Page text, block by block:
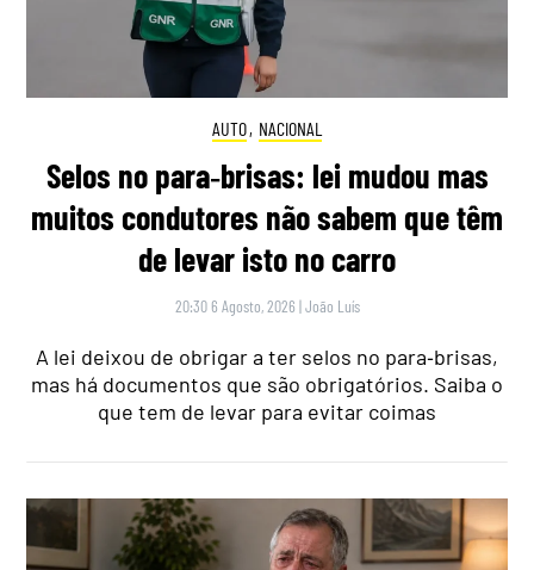
AUTO, NACIONAL
Selos no para‑brisas: lei mudou mas
muitos condutores não sabem que têm
de levar isto no carro
20:30 6 Agosto, 2026 |João Luís
A lei deixou de obrigar a ter selos no para‑brisas,
mas há documentos que são obrigatórios. Saiba o
que tem de levar para evitar coimas